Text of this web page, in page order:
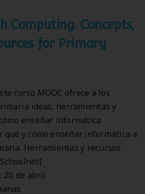
Computing. Concepts,
for Primary
curso MOOC ofrece a los
ideas, herramientas y
enseñar informática
qué y cómo enseñar informática a
Herramientas y recursos
: 20 de abril